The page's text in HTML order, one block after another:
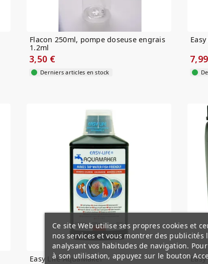
Flacon 250ml, pompe doseuse engrais
1.2ml
3,50 €
Derniers articles en stock
Easy Life AquaMaker
Ce site Web utilise ses propres cookies et
nos services et vous montrer des publicités
analysant vos habitudes de navigation.
à son utilisation, appuyez sur le bouton